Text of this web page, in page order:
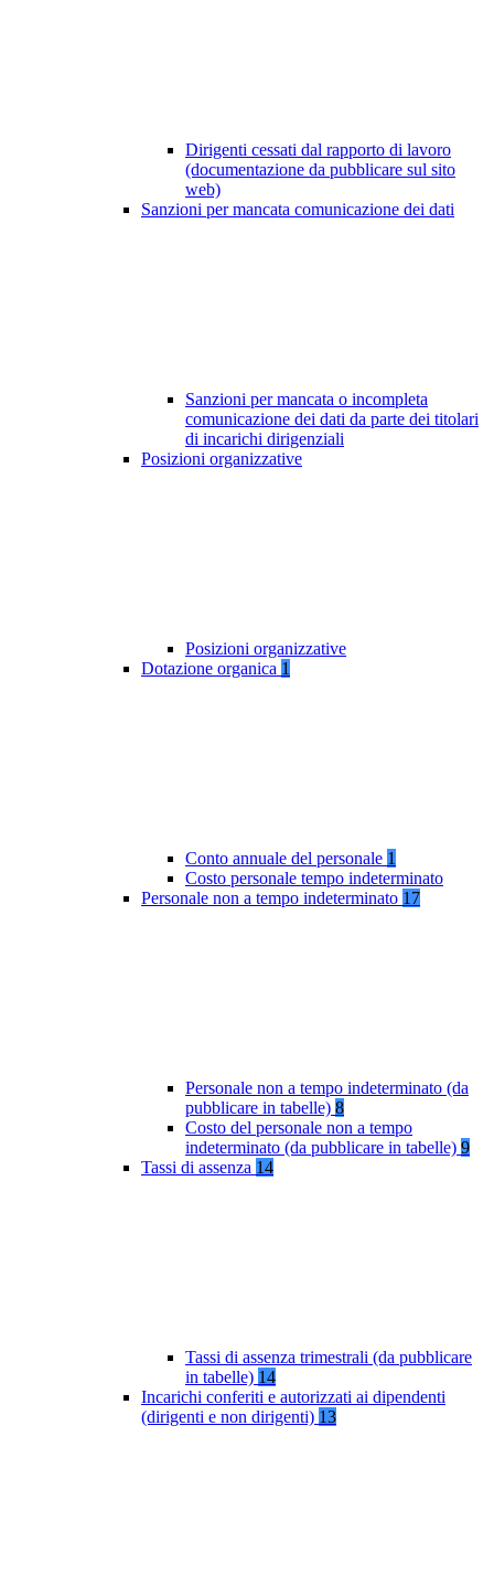
Dirigenti cessati dal rapporto di lavoro
(documentazione da pubblicare sul sito
web)
Sanzioni per mancata comunicazione dei dati
Sanzioni per mancata o incompleta
comunicazione dei dati da parte dei titolari
di incarichi dirigenziali
Posizioni organizzative
Posizioni organizzative
Dotazione organica 1
Conto annuale del personale 1
Costo personale tempo indeterminato
Personale non a tempo indeterminato 17
Personale non a tempo indeterminato (da
pubblicare in tabelle) 8
Costo del personale non a tempo
indeterminato (da pubblicare in tabelle) 9
Tassi di assenza 14
Tassi di assenza trimestrali (da pubblicare
in tabelle) 14
Incarichi conferiti e autorizzati ai dipendenti
(dirigenti e non dirigenti) 13